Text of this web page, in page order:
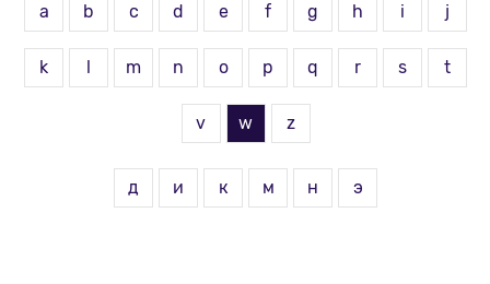
a b c d e f g h i j
k m n o p q r s t
v w z
д и к м н э